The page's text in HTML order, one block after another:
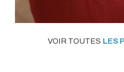
VOIR TOUTES LES